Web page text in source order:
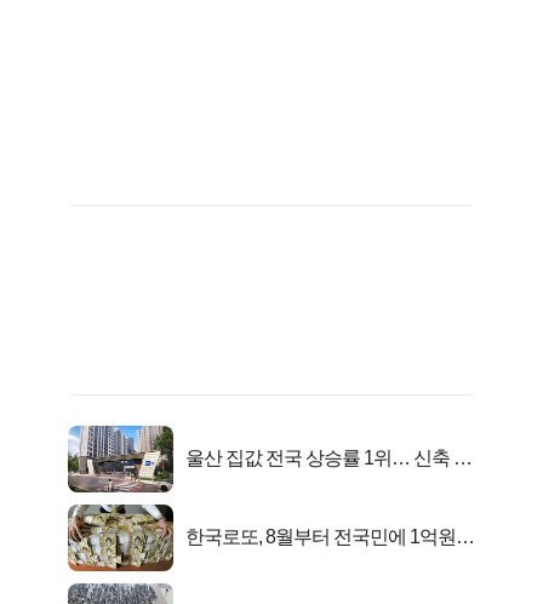
울산 집값 전국 상승률 1위… 신축 지
한국로또, 8월부터 전국민에 1억원씩